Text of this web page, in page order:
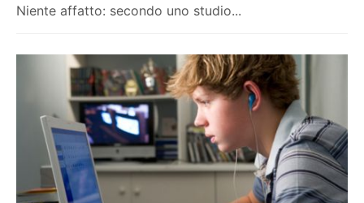
Niente affatto: secondo uno studio...